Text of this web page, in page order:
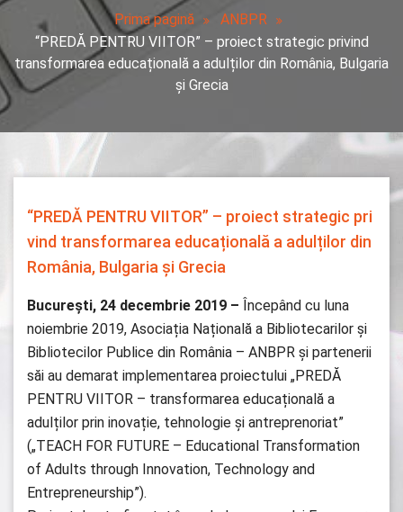
Prima pagină
ANBPR
“PREDĂ PENTRU VIITOR” – proiect strategic privind
transformarea educațională a adulților din România, Bulgaria
și Grecia
“PREDĂ PENTRU VIITOR” – proiect strategic pri
vind transformarea educațională a adulților din
România, Bulgaria și Grecia
Bucureşti, 24 decembrie 2019 – Începând cu luna
noiembrie 2019, Asociația Națională a Bibliotecarilor și
Bibliotecilor Publice din România – ANBPR și partenerii
săi au demarat implementarea proiectului „PREDĂ
PENTRU VIITOR – transformarea educațională a
adulților prin inovație, tehnologie și antreprenoriat”
(„TEACH FOR FUTURE – Educational Transformation
of Adults through Innovation, Technology and
Entrepreneurship”).